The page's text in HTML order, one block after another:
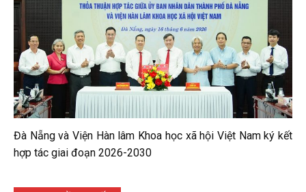
Đà Nẵng và Viện Hàn lâm Khoa học xã hội Việt Nam ký kết
hợp tác giai đoạn 2026-2030